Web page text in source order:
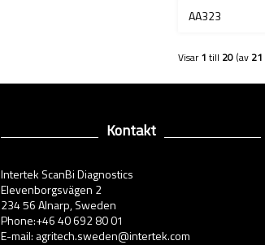
AA323
Visar1 till 20 (av 21
Kontakt
Intertek ScanBi Diagnostics
Elevenborgsvägen 2
234 56 Alnarp, Sweden
Phone:+46 40 692 80 01
E-mail: agritech.sweden@intertek.com